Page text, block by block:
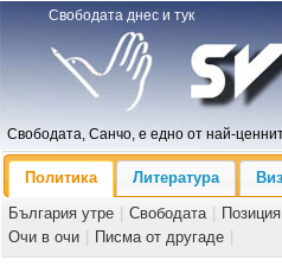
Свободата днес и тук
Свободата, Санчо, е едно от най-
Политика Литература
България утре
Свободата Позиция
Очи в очи
Писма от другаде